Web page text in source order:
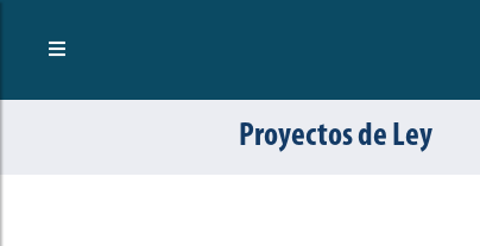
Proyectos de Ley